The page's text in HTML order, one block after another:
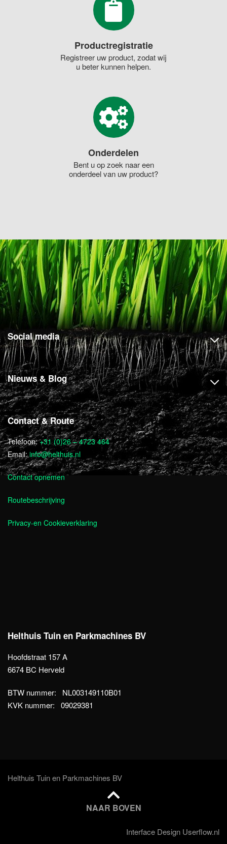
Productregistratie
Registreer uw product, zodat wij
u beter kunnen helpen.
Onderdelen
Bent u op zoek naar een
onderdeel van uw product?
Social media
Nieuws & Blog
Contact & Route
Telefoon:+31 (0)26 – 4723 464
Email:info@helthuis.nl
Contact opnemen
Routebeschrijving
Privacy-en Cookieverklaring
Helthuis Tuin en Parkmachines BV
Hoofdstraat 157 A
6674 BC Herveld
BTW nummer: NL003149110B01
KVK nummer: 09029381
Helthuis Tuin en Parkmachines BV
NAAR BOVEN
Interface Design Userflow.nl